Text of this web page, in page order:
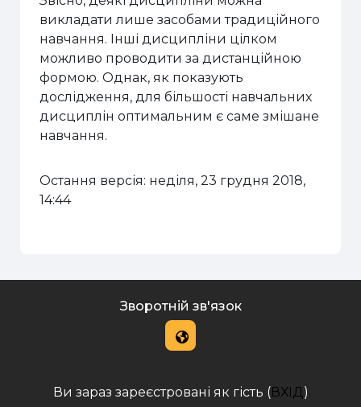
викладати лише засобами традиційного
навчання. Інші дисципліни цілком
можливо проводити за дистанційною
формою. Однак, як показують
дослідження, для більшості навчальних
дисциплін оптимальним є саме змішане
навчання.
Остання версія: неділя, 23 грудня 2018,
14:44
Зворотній зв'язок
Ви зараз зареєстровані як гість (ВХІД )